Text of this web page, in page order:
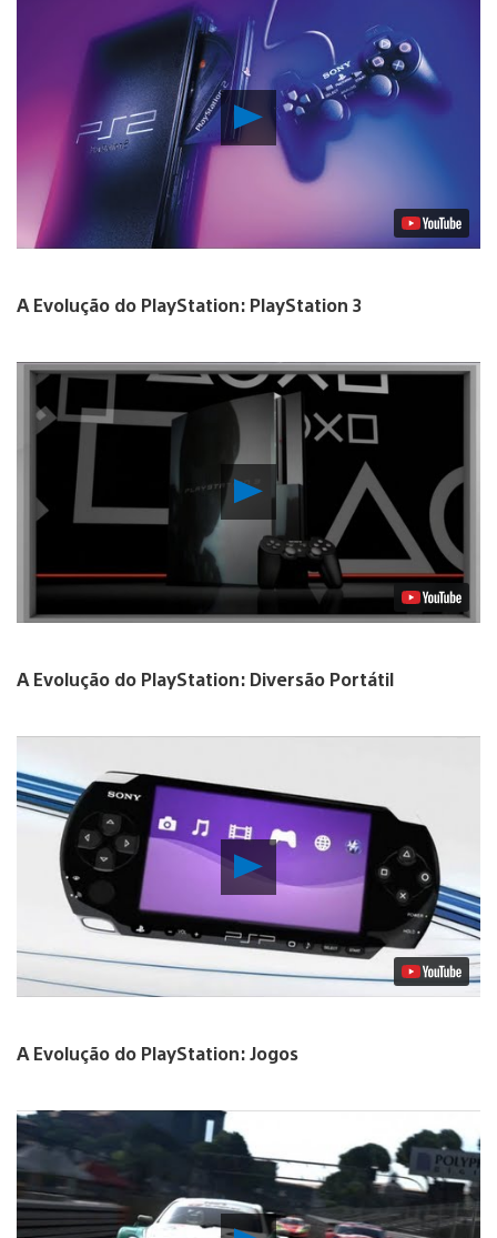
Reproduzir
Vídeo
A Evolução do PlayStation: PlayStation 3
Reproduzir
Vídeo
A Evolução do PlayStation: Diversão Portátil
Reproduzir
Vídeo
A Evolução do PlayStation: Jogos